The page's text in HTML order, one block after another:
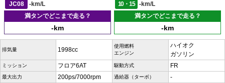
JC08
-km/L 10・15
-km/L
満タンでどこまで走る？
-km
満タンでどこまで走る？
-km
排気量 1998cc
使用燃料
エンジン
ハイオク
ガソリン
ミッション フロア6AT 駆動方式 FR
最大出力 200ps/7000rpm 過給器（ターボ） -